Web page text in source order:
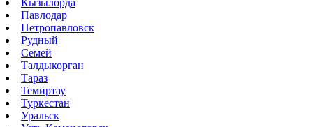
Кызылорда
Павлодар
Петропавловск
Рудный
Семей
Талдыкорган
Тараз
Темиртау
Туркестан
Уральск